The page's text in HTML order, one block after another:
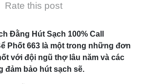
Rate this post
Đằng Hút Sạch 100% Call
Phốt 663 là một trong những đơn
với đội ngũ thợ lâu năm và các
đảm bảo hút sạch sẽ.